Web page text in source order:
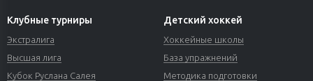
Клубные турниры
Экстралига
Высшая лига
Кубок Руслана Салея
Детский хоккей
Хоккейные школы
База упражнений
Методика подготовки